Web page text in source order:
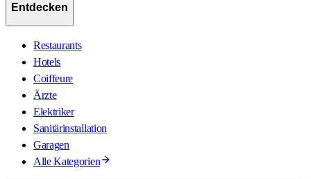
Entdecken
Restaurants
Hotels
Coiffeure
Ärzte
Elektriker
Sanitärinstallation
Garagen
Alle Kategorien